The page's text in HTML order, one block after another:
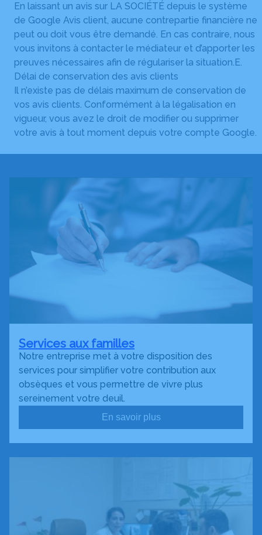
En laissant un avis sur LA SOCIÉTÉ depuis le système
de Google Avis client, aucune contrepartie financière ne
peut ou doit vous être demandé. En cas contraire, nous
vous invitons à contacter le médiateur et d’apporter les
preuves nécessaires afin de régulariser la situation.E.
Délai de conservation des avis clients
Il n’existe pas de délais maximum de conservation de
vos avis clients. Conformément à la légalisation en
vigueur, vous avez le droit de modifier ou supprimer
votre avis à tout moment depuis votre compte Google.
Services aux familles
Notre entreprise met à votre disposition des
services pour simplifier votre contribution aux
obsèques et vous permettre de vivre plus
sereinement votre deuil.
En savoir plus